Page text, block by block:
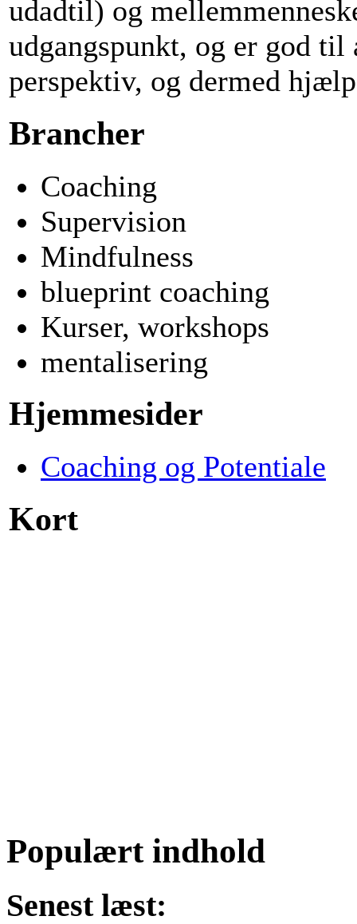
udadtil) og
udgangspunkt, og er god
perspektiv, og dermed
Brancher
Coaching
Supervision
Mindfulness
blueprint coaching
Kurser, workshops
mentalisering
Hjemmesider
Coaching og Potentiale
Kort
Populært indhold
Senest læst: